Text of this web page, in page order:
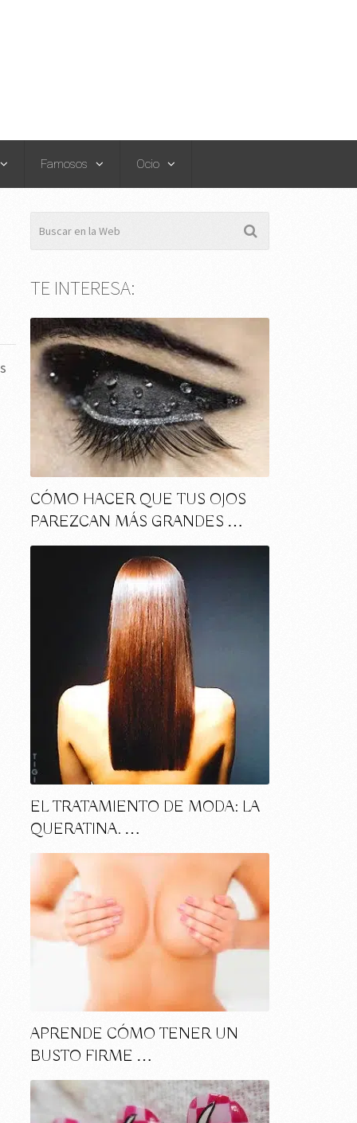
Famosos Ocio
TE INTERESA:
CÓMO HACER QUE TUS OJOS
PAREZCAN MÁS GRANDES …
EL TRATAMIENTO DE MODA: LA
QUERATINA. …
APRENDE CÓMO TENER UN
BUSTO FIRME …